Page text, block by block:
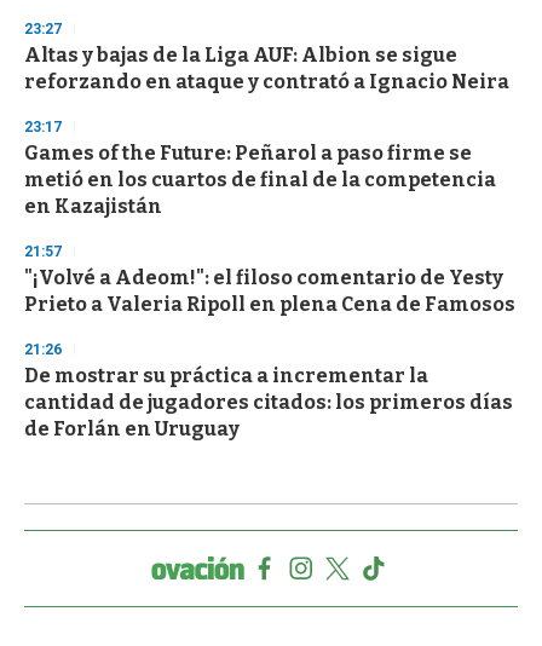
23:27
Altas y bajas de la Liga AUF: Albion se sigue
reforzando en ataque y contrató a Ignacio Neira
23:17
Games of the Future: Peñarol a paso firme se
metió en los cuartos de final de la competencia
en Kazajistán
21:57
"¡Volvé a Adeom!": el filoso comentario de Yesty
Prieto a Valeria Ripoll en plena Cena de Famosos
21:26
De mostrar su práctica a incrementar la
cantidad de jugadores citados: los primeros días
de Forlán en Uruguay